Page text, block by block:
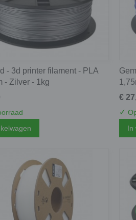
- 3d printer filament - PLA
- Zilver - 1kg
€
✓
In